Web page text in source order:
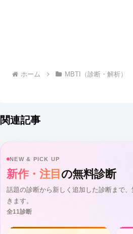
ホーム MBTI（診断・解析）
関連記事
NEW & PICK UP
新作・注目 の無料診断
話題の診断から新しく追加した診断まで
きます。
全11診断